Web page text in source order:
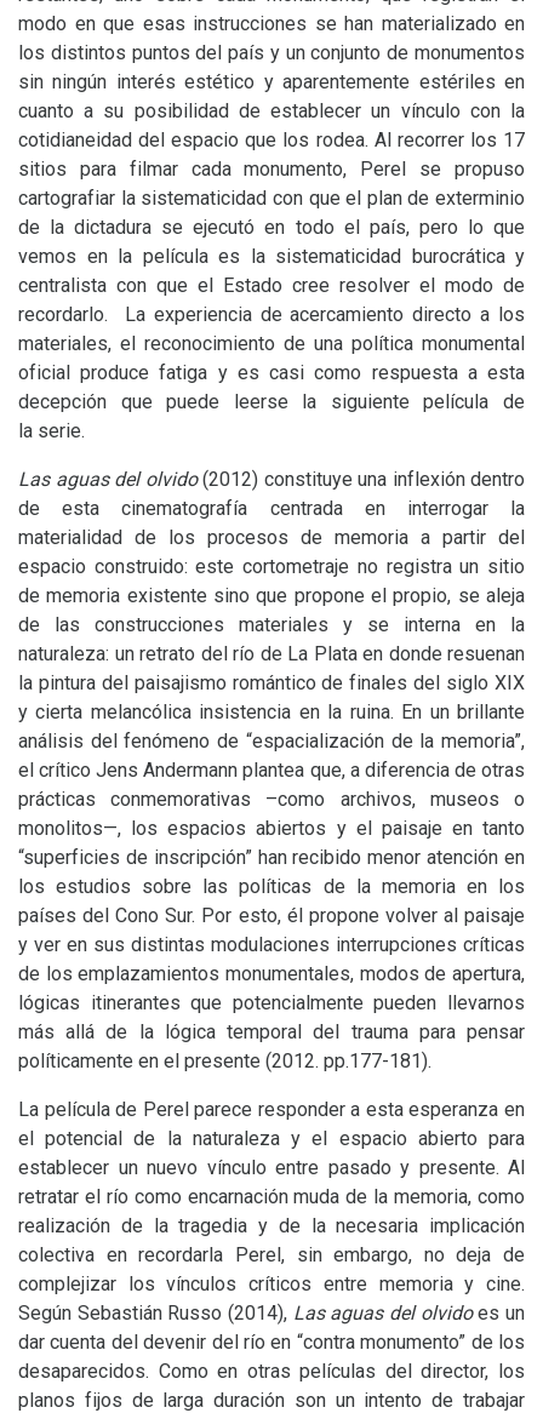
modo en que esas instrucciones se han materializado en
los distintos puntos del país y un conjunto de monumentos
sin ningún interés estético y aparentemente estériles en
cuanto a su posibilidad de establecer un vínculo con la
cotidianeidad del espacio que los rodea. Al recorrer los 17
sitios para filmar cada monumento, Perel se propuso
cartografiar la sistematicidad con que el plan de exterminio
de la dictadura se ejecutó en todo el país, pero lo que
vemos en la película es la sistematicidad burocrática y
centralista con que el Estado cree resolver el modo de
recordarlo. La experiencia de acercamiento directo a los
materiales, el reconocimiento de una política monumental
oficial produce fatiga y es casi como respuesta a esta
decepción que puede leerse la siguiente película de
la serie.
Las aguas del olvido(2012) constituye una inflexión dentro
de esta cinematografía centrada en interrogar la
materialidad de los procesos de memoria a partir del
espacio construido: este cortometraje no registra un sitio
de memoria existente sino que propone el propio, se aleja
de las construcciones materiales y se interna en la
naturaleza: un retrato del río de La Plata en donde resuenan
la pintura del paisajismo romántico de finales del siglo XIX
y cierta melancólica insistencia en la ruina. En un brillante
análisis del fenómeno de “espacialización de la memoria”,
el crítico Jens Andermann plantea que, a diferencia de otras
prácticas conmemorativas –como archivos, museos o
monolitos—, los espacios abiertos y el paisaje en tanto
“superficies de inscripción” han recibido menor atención en
los estudios sobre las políticas de la memoria en los
países del Cono Sur. Por esto, él propone volver al paisaje
y ver en sus distintas modulaciones interrupciones críticas
de los emplazamientos monumentales, modos de apertura,
lógicas itinerantes que potencialmente pueden llevarnos
más allá de la lógica temporal del trauma para pensar
políticamente en el presente (2012. pp.177-181).
La película de Perel parece responder a esta esperanza en
el potencial de la naturaleza y el espacio abierto para
establecer un nuevo vínculo entre pasado y presente. Al
retratar el río como encarnación muda de la memoria, como
realización de la tragedia y de la necesaria implicación
colectiva en recordarla Perel, sin embargo, no deja de
complejizar los vínculos críticos entre memoria y cine.
Según Sebastián Russo (2014), Las aguas del olvidoes un
dar cuenta del devenir del río en “contra monumento” de los
desaparecidos. Como en otras películas del director, los
planos fijos de larga duración son un intento de trabajar